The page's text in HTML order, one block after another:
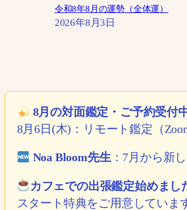
令和8年8月の運勢（全体運）
2026年8月3日
8月の対面鑑定・ご予約受付
8月6日(木)：リモート鑑定（
Noa Bloom先生：7月から新
カフェでの出張鑑定始めまし
スタート特典をご用意していま